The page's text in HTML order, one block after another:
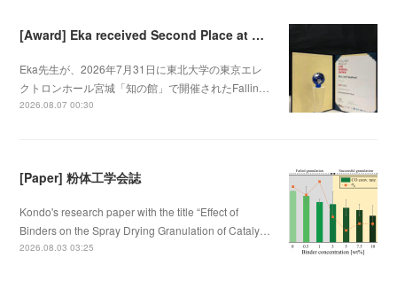
[Award] Eka received Second Place at Falling Walls Lab Sendai 2026
Eka先生が、2026年7月31日に東北大学の東京エレ
クトロンホール宮城「知の館」で開催されたFallin…
2026.08.07 00:30
[Paper] 粉体工学会誌
Kondo's research paper with the title “Effect of
Binders on the Spray Drying Granulation of Cataly…
2026.08.03 03:25